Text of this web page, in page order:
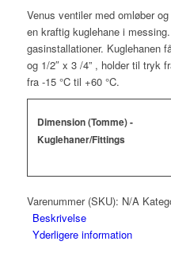
Venus ventiler med omløber
en kraftig kuglehane i
gasinstallationer. Kuglehanen
og 1/2″ x 3 /4” , holder til tryk
fra -15 °C til +60 °C.
Dimension (Tomme) -
Kuglehaner/Fittings
Varenummer (SKU): N/A
Beskrivelse
Yderligere information